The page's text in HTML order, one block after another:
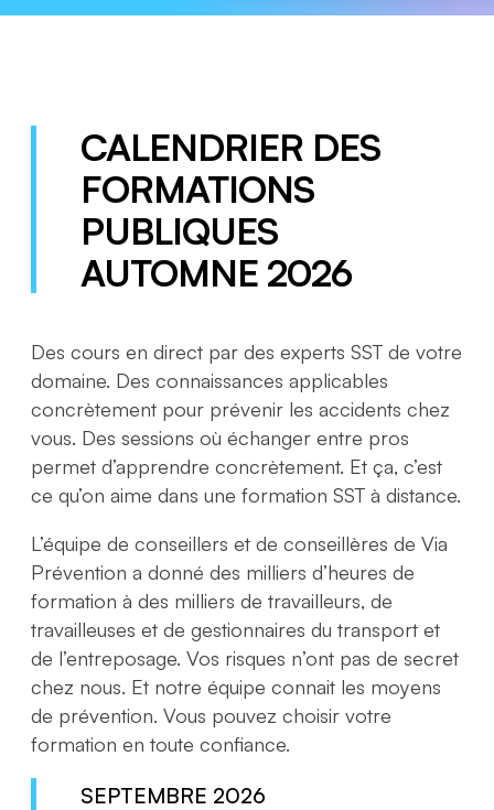
CALENDRIER DES
FORMATIONS
PUBLIQUES
AUTOMNE 2026
Des cours en direct par des experts SST de votre
domaine. Des connaissances applicables
concrètement pour prévenir les accidents chez
vous. Des sessions où échanger entre pros
permet d’apprendre concrètement. Et ça, c’est
ce qu’on aime dans une formation SST à distance.
L’équipe de conseillers et de conseillères de Via
Prévention a donné des milliers d’heures de
formation à des milliers de travailleurs, de
travailleuses et de gestionnaires du transport et
de l’entreposage. Vos risques n’ont pas de secret
chez nous. Et notre équipe connait les moyens
de prévention. Vous pouvez choisir votre
formation en toute confiance.
SEPTEMBRE 2026